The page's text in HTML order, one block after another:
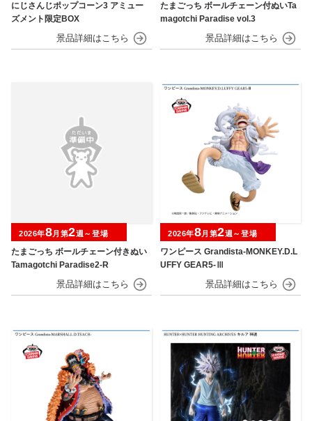
にじさんじポップコーン3 アミュー
ズメント限定BOX
たまごっち ボールチェーン付ぬいTa
magotchi Paradise vol.3
たまごっち ボールチェーン付きぬい
Tamagotchi Paradise2-R
2026年8月第2週～登場
ワンピース Grandista-MONKEY.D.L
UFFY GEAR5-Ⅲ
2026年8月第2週～登場